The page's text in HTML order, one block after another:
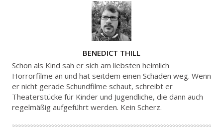
U
T
O
R
BENEDICT THILL
Schon als Kind sah er sich am liebsten heimlich
Horrorfilme an und hat seitdem einen Schaden weg. Wenn
er nicht gerade Schundfilme schaut, schreibt er
Theaterstücke für Kinder und Jugendliche, die dann auch
regelmäßig aufgeführt werden. Kein Scherz.